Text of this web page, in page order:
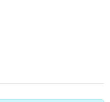
prestados. Ao invés de
estamos vendo
residentes, médicos e